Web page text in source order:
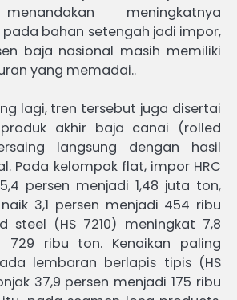
meningkatnya
bahan setengah jadi impor,
baja nasional masih memiliki
yang memadai..
lagi, tren tersebut juga disertai
akhir baja canai (rolled
langsung dengan hasil
Pada kelompok flat, impor HRC
persen menjadi 1,48 juta ton,
3,1 persen menjadi 454 ribu
steel (HS 7210) meningkat 7,8
729 ribu ton. Kenaikan paling
lembaran berlapis tipis (HS
37,9 persen menjadi 175 ribu